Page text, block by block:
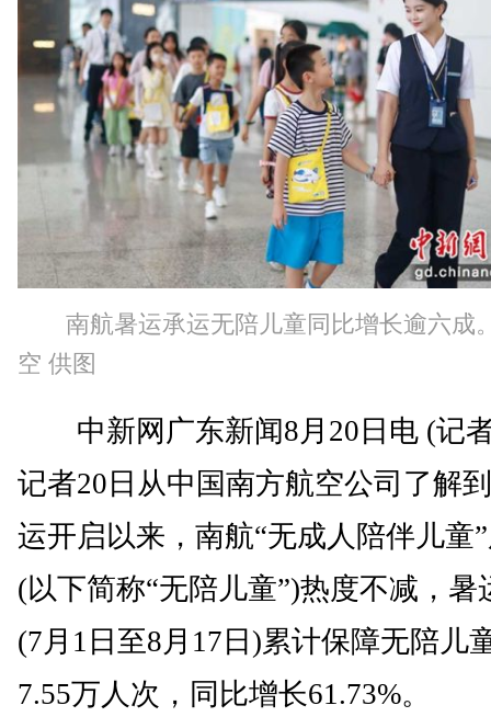
南航暑运承运无陪儿童同比增长逾六成
空 供图
中新网广东新闻8月20日电 (记
记者20日从中国南方航空公司了解
运开启以来，南航“无成人陪伴儿童
(以下简称“无陪儿童”)热度不减，暑
(7月1日至8月17日)累计保障无陪儿
7.55万人次，同比增长61.73%。